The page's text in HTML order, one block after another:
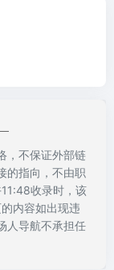
，不保证外部链
的指向，不由职
收录时，该
内容如出现违
人导航不承担任